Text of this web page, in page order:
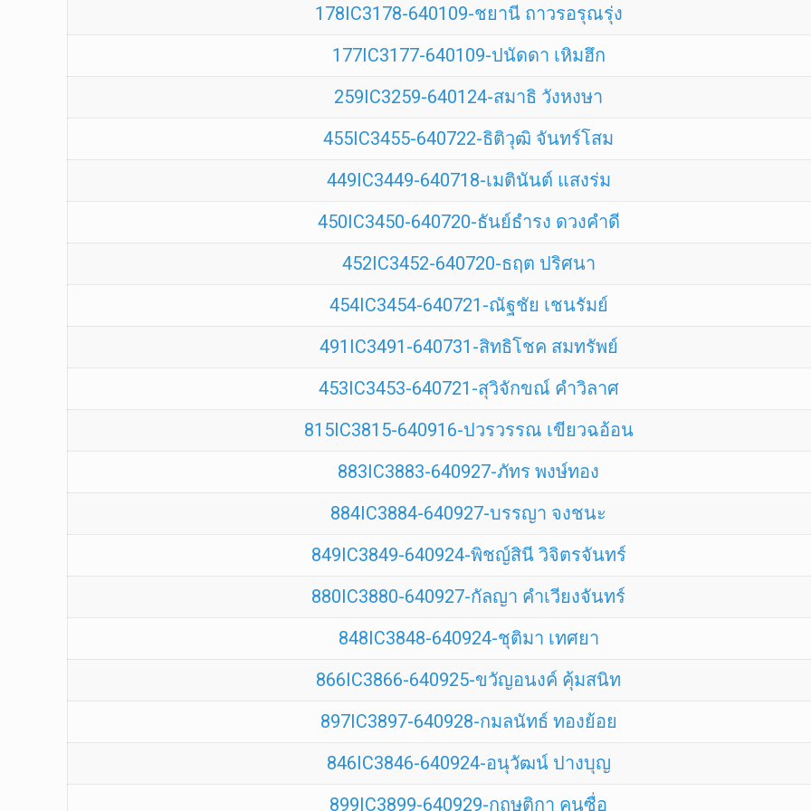
178IC3178-640109-ชยานี ถาวรอรุณรุ่ง
177IC3177-640109-ปนัดดา เหิมฮึก
259IC3259-640124-สมาธิ วังหงษา
455IC3455-640722-ธิติวุฒิ จันทร์โสม
449IC3449-640718-เมตินันต์ แสงร่ม
450IC3450-640720-ธันย์ธำรง ดวงคำดี
452IC3452-640720-ธฤต ปริศนา
454IC3454-640721-ณัฐชัย เชนรัมย์
491IC3491-640731-สิทธิโชค สมทรัพย์
453IC3453-640721-สุวิจักขณ์ คำวิลาศ
815IC3815-640916-ปวรวรรณ เขียวฉอ้อน
883IC3883-640927-ภัทร พงษ์ทอง
884IC3884-640927-บรรญา จงชนะ
849IC3849-640924-พิชญ์สินี วิจิตรจันทร์
880IC3880-640927-กัลญา คำเวียงจันทร์
848IC3848-640924-ชุติมา เทศยา
866IC3866-640925-ขวัญอนงค์ คุ้มสนิท
897IC3897-640928-กมลนัทธ์ ทองย้อย
846IC3846-640924-อนุวัฒน์ ปางบุญ
899IC3899-640929-กฤษติกา คนซื่อ